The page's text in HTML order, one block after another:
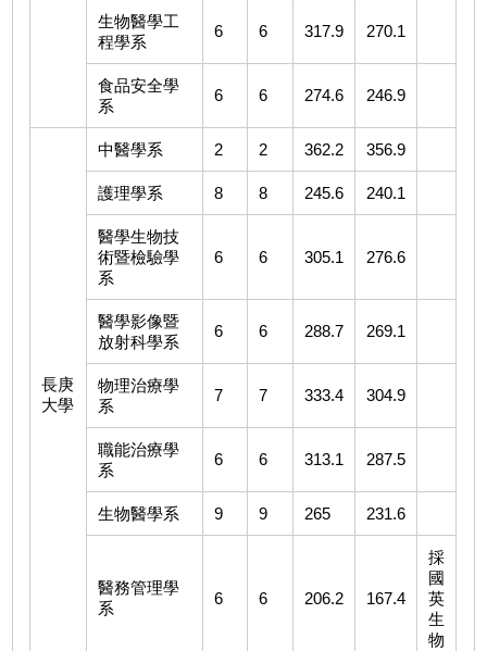
生物醫學工
程學系
6 6 317.9 270.1
食品安全學
系
6 6 274.6 246.9
長庚
大學
中醫學系 2 2 362.2 356.9
護理學系 8 8 245.6 240.1
醫學生物技
術暨檢驗學
系
6 6 305.1 276.6
醫學影像暨
放射科學系
6 6 288.7 269.1
物理治療學
系
7 7 333.4 304.9
職能治療學
系
6 6 313.1 287.5
生物醫學系 9 9 265 231.6
醫務管理學
系
6 6 206.2 167.4
採
國
英
生
物